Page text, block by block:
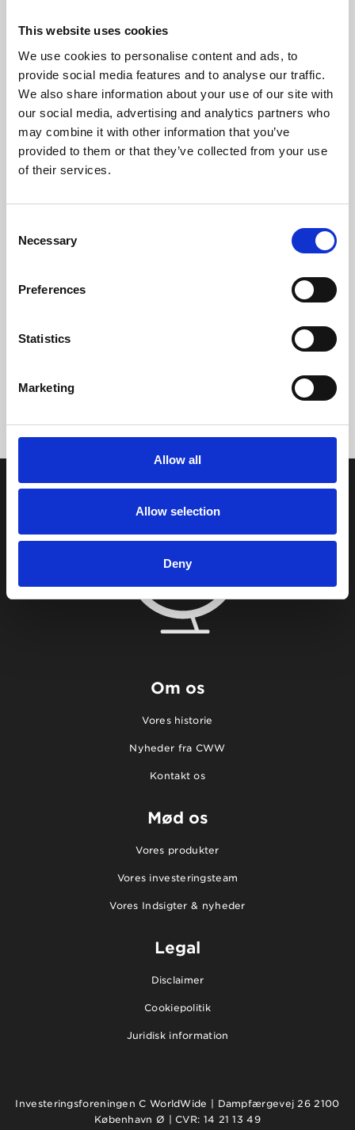
This website uses cookies
We use cookies to personalise content and ads, to
provide social media features and to analyse our traffic.
We also share information about your use of our site with
our social media, advertising and analytics partners who
may combine it with other information that you’ve
provided to them or that they’ve collected from your use
of their services.
Selection
Necessary
Preferences
Statistics
Marketing
Allow all
Allow selection
Deny
Hvad tænker præsident Xi?
Den seneste krise på det kinesiske
ejendomsmarked handler ikke udelukkende om
ejendomsselskabet China Evergrande. Nøglen til
at forstå China Evergrandes skæbne og
konsekvenserne for selskabets kunder,
kreditorer og aktionærer er at forstå præsident
Xis agenda.
Om os
Vores historie
Nyheder fra CWW
Kontakt os
Mød os
Vores produkter
Vores investeringsteam
Vores Indsigter & nyheder
Legal
Disclaimer
Cookiepolitik
Juridisk information
Investeringsforeningen C WorldWide | Dampfærgevej 26 2100
København Ø | CVR: 14 21 13 49